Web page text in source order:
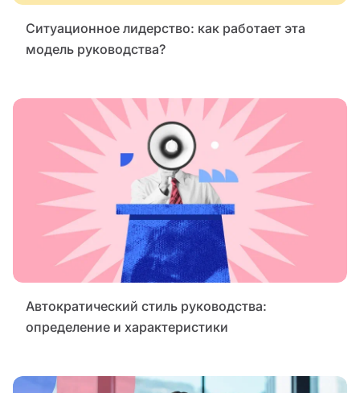
Ситуационное лидерство: как работает эта
модель руководства?
Автократический стиль руководства:
определение и характеристики